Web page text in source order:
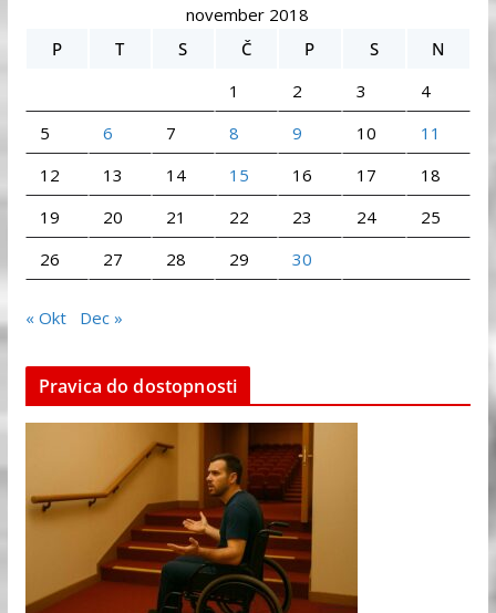
november 2018
P
T S Č P S
N
1
2 3
4
5
6 7 8 9 10
11
12
13 14 15 16 17
18
19
20 21 22 23 24
25
26
27 28 29 30
« Okt Dec »
Pravica do dostopnosti